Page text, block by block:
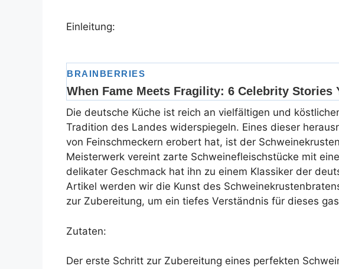
Einleitung:
Die deutsche Küche ist reich an vielfältigen und
Tradition des Landes widerspiegeln. Eines dieser
von Feinschmeckern erobert hat, ist der
Meisterwerk vereint zarte Schweinefleischstücke mit
delikater Geschmack hat ihn zu einem Klassiker der
Artikel werden wir die Kunst des
zur Zubereitung, um ein tiefes Verständnis für dieses
Zutaten:
Der erste Schritt zur Zubereitung eines perfekten